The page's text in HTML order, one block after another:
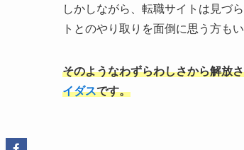
しかしながら、転職サイトは見づ
トとのやり取りを面倒に思う方も
そのようなわずらわしさから解放
イダスです。